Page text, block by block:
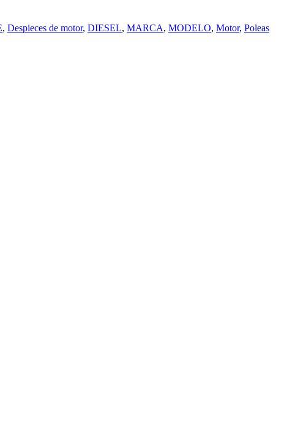
, Despieces de motor, DIESEL, MARCA, MODELO, Motor, Poleas